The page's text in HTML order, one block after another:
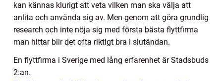
kan kännas klurigt att veta vilken man ska välja att
anlita och använda sig av. Men genom att göra grundlig
research och inte nöja sig med första bästa flyttfirma
man hittar blir det ofta riktigt bra i slutändan.
En flyttfirma i Sverige med lång erfarenhet är Stadsbuds
2:an.